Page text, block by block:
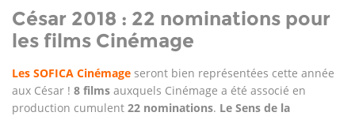
César 2018 : 22 nominations pour
les films Cinémage
Les SOFICA Cinémage seront bien représentées cette année
aux César ! 8 films auxquels Cinémage a été associé en
production cumulent 22 nominations. Le Sens de la